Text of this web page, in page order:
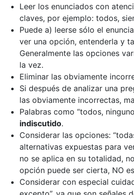
Leer los enunciados con
claves, por ejemplo: todos,
Puede a) leerse sólo el
ver una opción, entenderla y
Generalmente las opciones
la vez.
Eliminar las obviamente
Si después de analizar una
las obviamente incorrectas,
Palabras como “todos,
indiscutido.
Considerar las opciones:
alternativas expuestas para
no se aplica en su totalidad,
opción puede ser cierta, NO
Considerar con especial